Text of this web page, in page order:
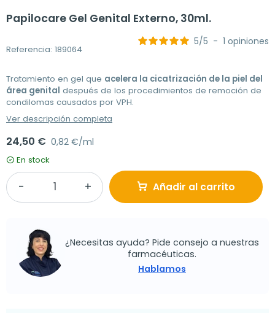
Papilocare Gel Genital Externo, 30ml.
Referencia: 189064
5/5 - 1 opiniones
Tratamiento en gel que acelera la cicatrización de la piel del
área genital después de los procedimientos de remoción de
condilomas causados por VPH.
Ver descripción completa
24,50 € 0,82 €/ml
En stock
Añadir al carrito
¿Necesitas ayuda? Pide consejo a nuestras
farmacéuticas.
Hablamos